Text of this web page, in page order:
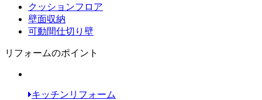
クッションフロア
壁面収納
可動間仕切り壁
リフォームのポイント
キッチンリフォーム